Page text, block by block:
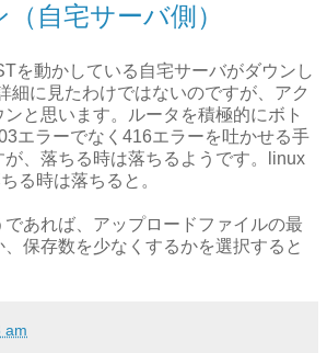
自宅サーバ側）
を動かしている自宅サーバがダウンし
細に見たわけではないのですが、アク
と思います。ルータを積極的にボト
エラーでなく416エラーを吐かせる手
が、落ちる時は落ちるようです。linux
る時は落ちると。
あれば、アップロードファイルの最
保存数を少なくするかを選択すると
am